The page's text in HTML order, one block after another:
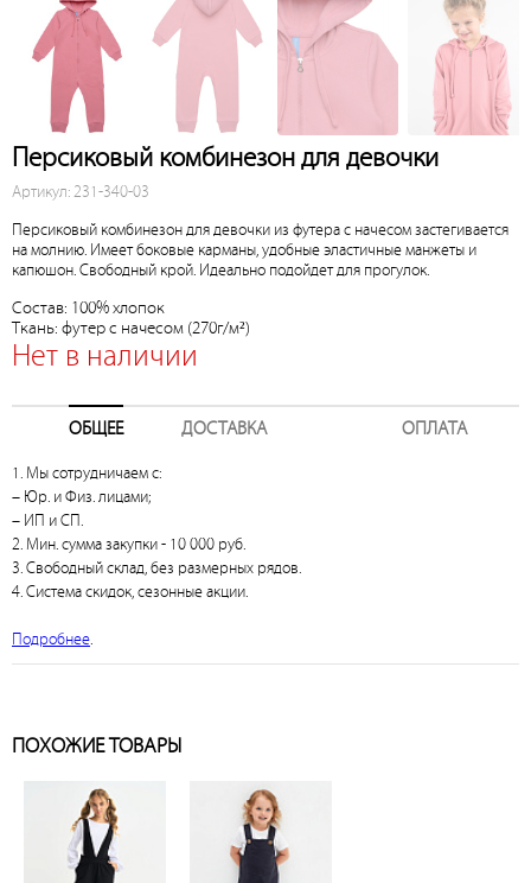
Персиковый комбинезон для девочки
Артикул: 231-340-03
Персиковый комбинезон для девочки из футера с начесом застегивается
на молнию. Имеет боковые карманы, удобные эластичные манжеты и
капюшон. Свободный крой. Идеально подойдет для прогулок.
Состав: 100% хлопок
Ткань: футер с начесом (270г/м²)
Нет в наличии
ОБЩЕЕ ДОСТАВКА ОПЛАТА
1. Мы сотрудничаем с:
– Юр. и Физ. лицами;
– ИП и СП.
2. Мин. сумма закупки - 10 000 руб.
3. Свободный склад, без размерных рядов.
4. Система скидок, сезонные акции.
Подробнее.
ПОХОЖИЕ ТОВАРЫ